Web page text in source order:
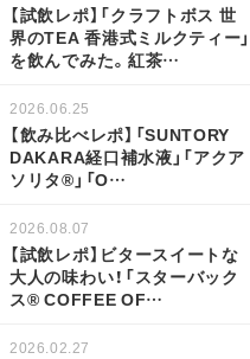
【試飲レポ】「クラフトボス 世
界のTEA 香港式ミルクティー」
を飲んでみた。紅茶…
2026.06.25
【飲み比べレポ】「SUNTORY
DAKARA経口補水液」「アクア
ソリタ®」「O…
2026.08.07
【試飲レポ】ビタースイートな
大人の味わい！「スターバック
ス® COFFEE OF…
2026.02.27